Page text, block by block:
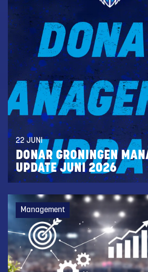
22 JUNI
DONAR GRONINGEN
UPDATE JUNI 2026
Management